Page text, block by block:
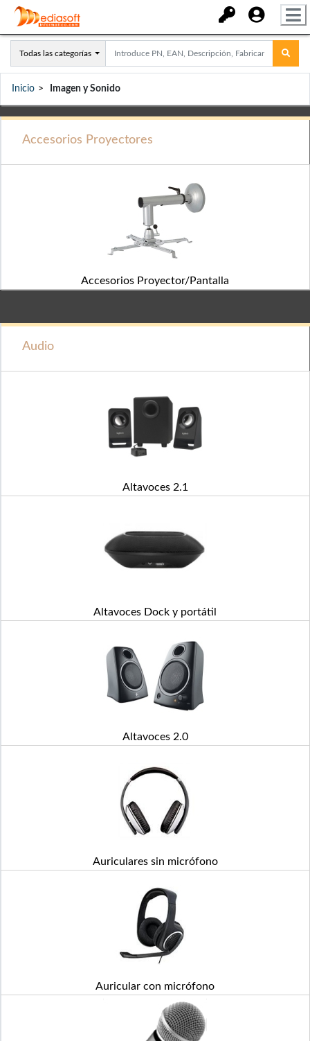
Todas las categorías
Inicio Imagen y Sonido
Accesorios Proyectores
Accesorios Proyector/Pantalla
Audio
Altavoces 2.1
Altavoces Dock y portátil
Altavoces 2.0
Auriculares sin micrófono
Auricular con micrófono